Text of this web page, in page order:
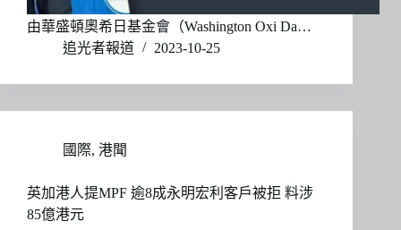
由華盛頓奧希日基金會（Washington Oxi Da…
追光者報道
2023-10-25
國際, 港聞
英加港人提MPF 逾8成永明宏利客戶被拒 料涉
85億港元